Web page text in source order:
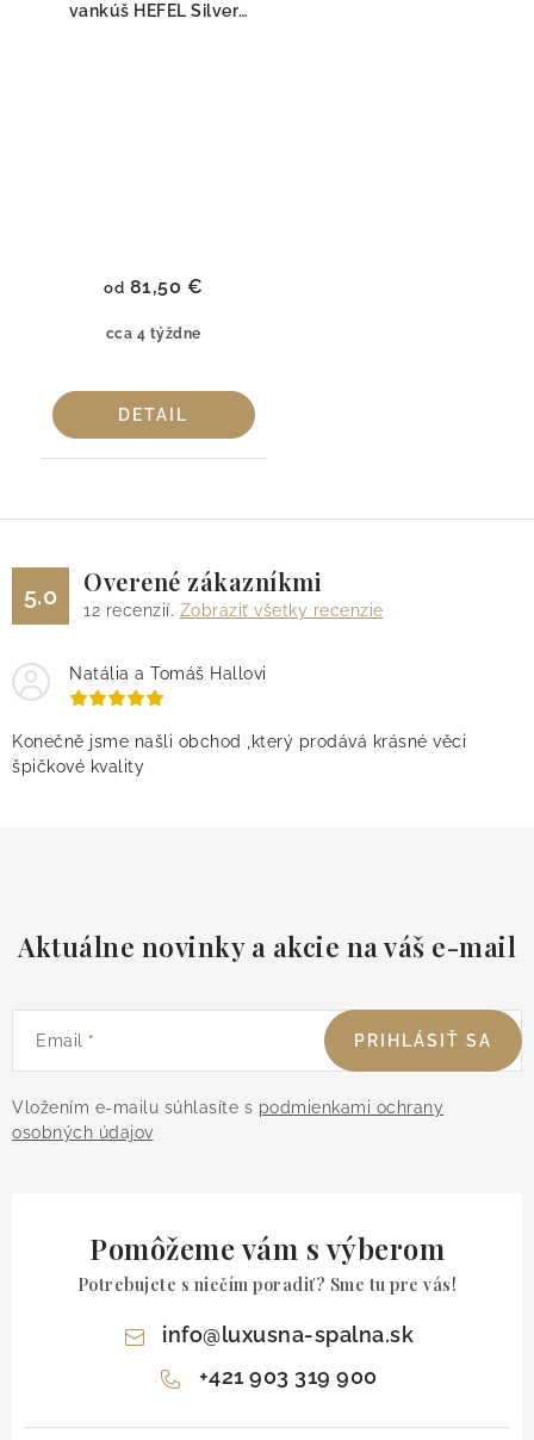
vankúš HEFEL Silver
cca 4 týždne
od 81,50 €
DETAIL
5.0 Overené zákazníkmi
12 recenzií. Zobraziť všetky recenzie
Natália a Tomáš Hallovi
Konečně jsme našli obchod ,který prodává krásné věci
špičkové kvality
Aktuálne novinky a akcie na váš e-mail
Email
Vložením e-mailu súhlasíte s podmienkami ochrany
osobných údajov
PRIHLÁSIŤ SA
Pomôžeme vám s výberom
Potrebujete s niečím poradiť? Sme tu pre vás!
info@luxusna-spalna.sk
+421 903 319 900